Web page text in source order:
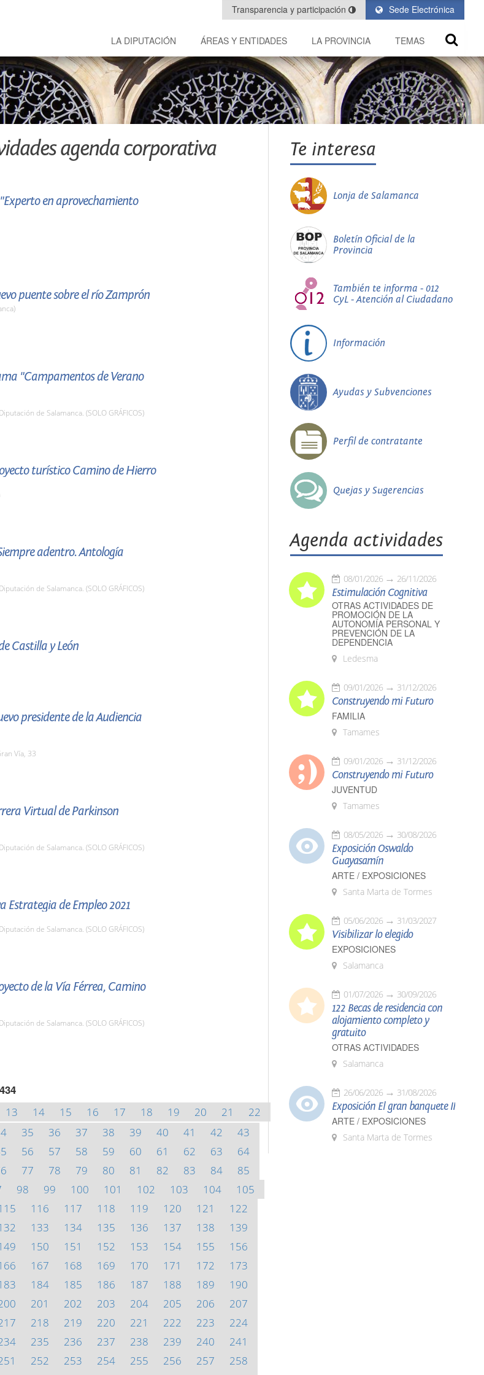
Sede Electrónica
Transparencia y participación
LA DIPUTACIÓN ÁREAS Y ENTIDADES LA PROVINCIA TEMAS
agenda corporativa
en aprovechamiento
puente sobre el río Zamprón
"Campamentos de Verano
de Salamanca. (SOLO GRÁFICOS)
turístico Camino de Hierro
adentro. Antología
de Salamanca. (SOLO GRÁFICOS)
Castilla y León
presidente de la Audiencia
Vía, 33
Virtual de Parkinson
de Salamanca. (SOLO GRÁFICOS)
Estrategia de Empleo 2021
de Salamanca. (SOLO GRÁFICOS)
de la Vía Férrea, Camino
de Salamanca. (SOLO GRÁFICOS)
434
13 14 15 16 17 18 19 20 21
22
35 36 37 38 39 40 41 42
43
56 57 58 59 60 61 62 63
64
77 78 79 80 81 82 83 84
85
98 99 100 101 102 103 104
105
116 117 118 119 120 121
122
133 134 135 136 137 138
139
150 151 152 153 154 155
156
167 168 169 170 171 172
173
184 185 186 187 188 189
190
201 202 203 204 205 206
207
218 219 220 221 222 223
224
235 236 237 238 239 240
241
252 253 254 255 256 257
258
Te interesa
Lonja de Salamanca
Boletín Oficial de la
Provincia
También te informa - 012
CyL - Atención al Ciudadano
Información
Ayudas y Subvenciones
Perfil de contratante
Quejas y Sugerencias
Agenda actividades
08/01/2026 26/11/2026
Estimulación Cognitiva
OTRAS ACTIVIDADES DE
PROMOCIÓN DE LA
AUTONOMÍA PERSONAL Y
PREVENCIÓN DE LA
DEPENDENCIA
Ledesma
09/01/2026 31/12/2026
Construyendo mi Futuro
FAMILIA
Tamames
09/01/2026 31/12/2026
Construyendo mi Futuro
JUVENTUD
Tamames
08/05/2026 30/08/2026
Exposición Oswaldo
Guayasamín
ARTE / EXPOSICIONES
Santa Marta de Tormes
05/06/2026 31/03/2027
Visibilizar lo elegido
EXPOSICIONES
Salamanca
01/07/2026 30/09/2026
122 Becas de residencia con
alojamiento completo y
gratuito
OTRAS ACTIVIDADES
Salamanca
26/06/2026 31/08/2026
Exposición El gran banquete II
ARTE / EXPOSICIONES
Santa Marta de Tormes